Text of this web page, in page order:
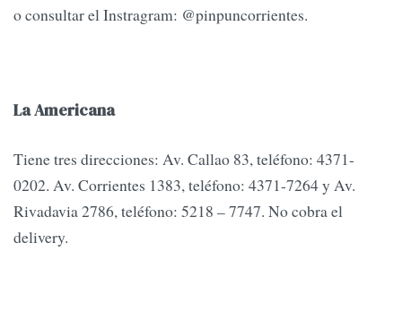
o consultar el Instragram: @pinpuncorrientes.
La Americana
Tiene tres direcciones: Av. Callao 83, teléfono: 4371-
0202. Av. Corrientes 1383, teléfono: 4371-7264 y Av.
Rivadavia 2786, teléfono: 5218 – 7747. No cobra el
delivery.